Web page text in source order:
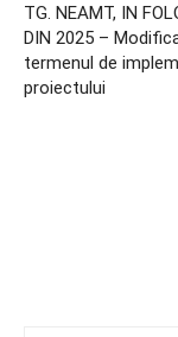
TG. NEAMT, IN
DIN 2025 –
termenul de
proiectului